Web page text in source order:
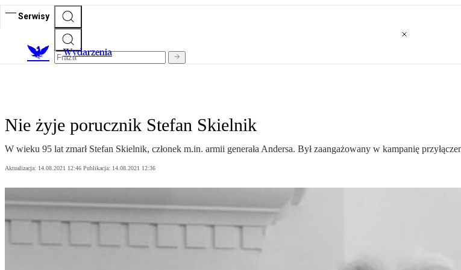
Serwisy
Wydarzenia
Nie żyje porucznik Stefan Skielnik
W wieku 95 lat zmarł Stefan Skielnik, członek m.in. armii generała Andersa. Był zaangażowany w kampanię
Aktualizacja: 14.08.2021 12:46 Publikacja: 14.08.2021 12:36